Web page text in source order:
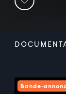
Bande-